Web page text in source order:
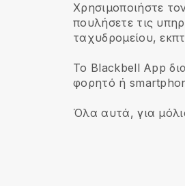
Χρησιμοποιήστε
πουλήσετε τις
ταχυδρομείου,
Το Blackbell App
φορητό ή
Όλα αυτά, για